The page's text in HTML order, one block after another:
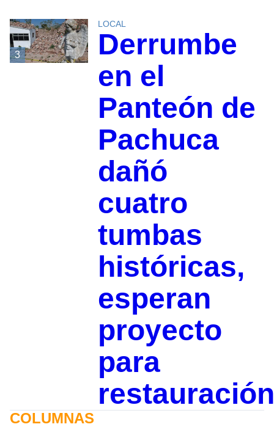
3
LOCAL
Derrumbe
en el
Panteón de
Pachuca
dañó
cuatro
tumbas
históricas,
esperan
proyecto
para
restauración
COLUMNAS